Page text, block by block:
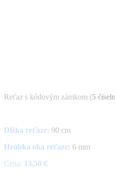
Reťaz s kódovým zámkom (5
Dĺžka reťaze: 90 cm
Hrúbka oka reťaze: 6 mm
Cena: 13,50 €